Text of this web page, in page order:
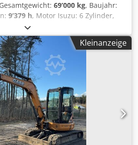
69’000 kg, Baujahr:
9’379 h, Motor Isuzu: 6 Zylinder,
and CE Ausleger 6.58m Stiel 3m
Alle Hydraulikleitungen
Rotation) Hydraulischer
OQ90 oder Lehnhoff HS80
Transportgewicht 69 ton
Dedeul U H Topfx Ahvskr
Aufstiegen) Transporthöhe 4,37m
Werkstatt überholt und
Große Inspektion erhalten:
650 liter Hydrauliköl. CASE
Der Motor hat 6 neue
auf Anfrage)
Kleinanzeige